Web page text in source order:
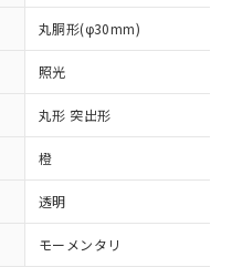
丸胴形(φ30mm)
照光
丸形 突出形
橙
透明
モーメンタリ